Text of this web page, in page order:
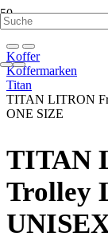
Koffer
Koffermarken
Titan
TITAN LITRON
ONE SIZE
TITAN
Trolley